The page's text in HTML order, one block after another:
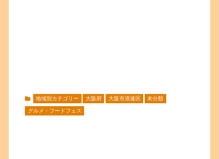
地域別カテゴリー 大阪府 大阪市浪速区 未分類
グルメ・フードフェス